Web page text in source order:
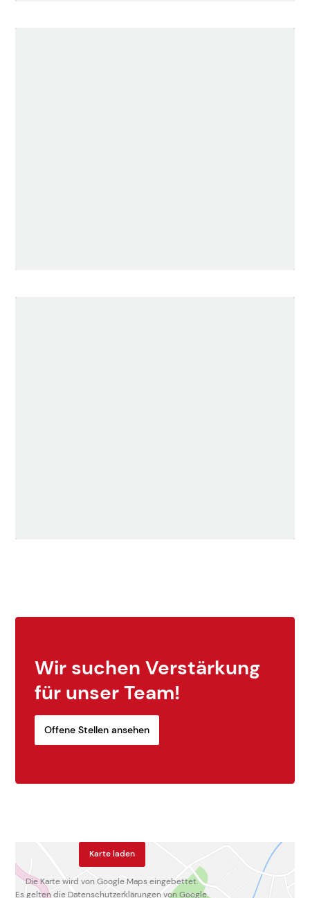
Wir suchen Verstärkung
für unser Team!
Offene Stellen ansehen
Karte laden
Die Karte wird von Google Maps eingebettet.
Es gelten die Datenschutzerklärungenvon Google.